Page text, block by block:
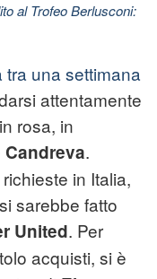
al Trofeo Berlusconi:
tra una settimana
attentamente
rosa, in
Candreva.
in Italia,
sarebbe fatto
United. Per
acquisti, si è